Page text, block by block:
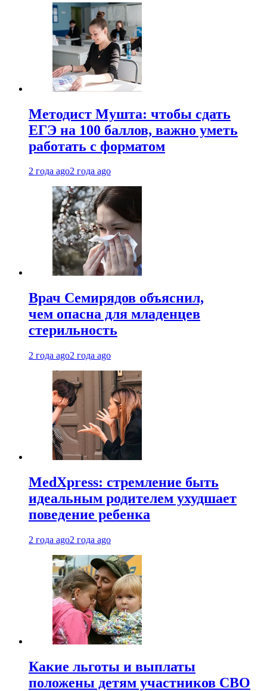
Методист Мушта: чтобы сдать
ЕГЭ на 100 баллов, важно уметь
работать с форматом
2 года ago2 года ago
Врач Семирядов объяснил,
чем опасна для младенцев
стерильность
2 года ago2 года ago
MedXpress: стремление быть
идеальным родителем ухудшает
поведение ребенка
2 года ago2 года ago
Какие льготы и выплаты
положены детям участников СВО